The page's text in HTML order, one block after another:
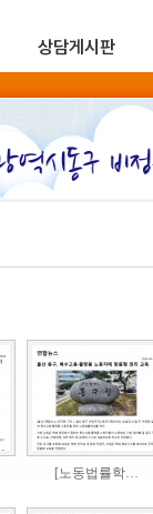
상담게시판
[노동법률학…